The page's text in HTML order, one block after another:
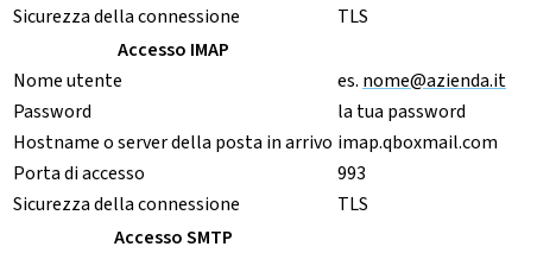
Sicurezza della connessione
TLS
Accesso IMAP
Nome utente
es. nome@azienda.it
Password
la tua password
Hostname o server della posta in arrivo imap.qboxmail.com
Porta di accesso
993
Sicurezza della connessione
TLS
Accesso SMTP